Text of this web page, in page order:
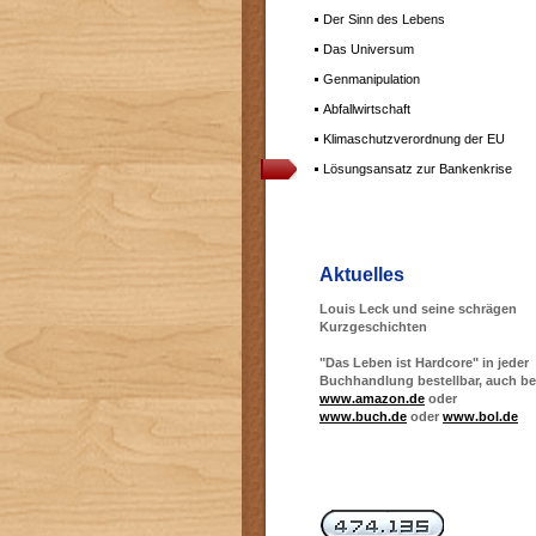
Der Sinn des Lebens
Das Universum
Genmanipulation
Abfallwirtschaft
Klimaschutzverordnung der EU
Lösungsansatz zur Bankenkrise
Aktuelles
Louis Leck und seine schrägen
Kurzgeschichten
"Das Leben ist Hardcore" in jeder
Buchhandlung bestellbar, auch
www.amazon.de oder
www.buch.de oder www.bol.de